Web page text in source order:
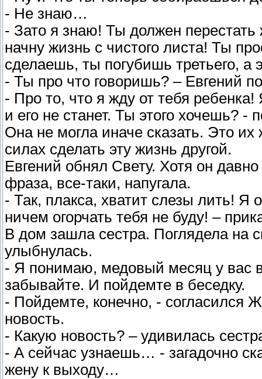
- Не знаю…
- Зато я знаю! Ты должен
начну жизнь с чистого листа! Ты
сделаешь, ты погубишь третьего, а
- Ты про что говоришь? – Евгений
- Про то, что я жду от тебя
и его не станет. Ты этого хочешь? -
Она не могла иначе сказать. Это
силах сделать эту жизнь другой.
Евгений обнял Свету. Хотя он
фраза, все-таки, напугала.
- Так, плакса, хватит слезы лить!
ничем огорчать тебя не буду! –
В дом зашла сестра. Поглядела на
улыбнулась.
- Я понимаю, медовый месяц у вас
забывайте. И пойдемте в беседку.
- Пойдемте, конечно, -
новость.
- Какую новость? – удивилась
- А сейчас узнаешь… - загадочно
жену к выходу…